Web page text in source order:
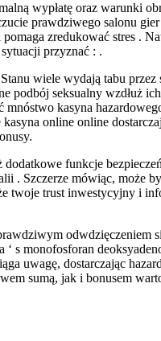
wypłatę oraz warunki
prawdziwego salonu
zredukować stres .
przyznać : .
wiele wydają tabu
podbój seksualny wzdłuż
kasyna
online online
funkcje
. Szczerze mówiąc, może
twoje trust inwestycyjny i
odwdzięczeniem
s monofosforan
uwagę, dostarczając
sumą, jak i bonusem